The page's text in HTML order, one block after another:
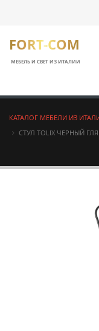
FORT-COM
МЕБЕЛЬ И СВЕТ ИЗ ИТАЛИИ
КАТАЛОГ МЕБЕЛИ ИЗ
СТУЛ TOLIX ЧЕРНЫЙ